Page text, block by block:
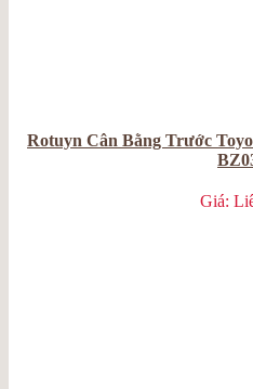
Rotuyn Cân Bằng Trước
Giá: